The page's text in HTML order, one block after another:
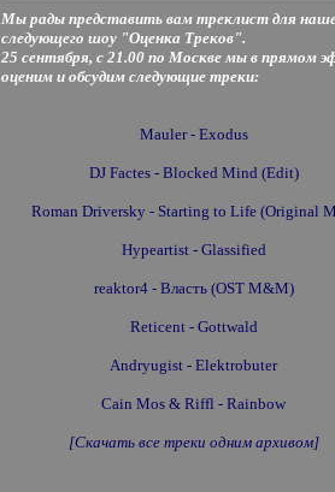
Мы рады представить вам треклист для
следующего шоу "Оценка Треков".
25 сентября, с 21.00 по Москве мы в прямом
оценим и обсудим следующие треки:
Mauler - Exodus
DJ Factes - Blocked Mind (Edit)
Roman Driversky - Starting to Life (Original
Hypeartist - Glassified
reaktor4 - Власть (OST M&M)
Reticent - Gottwald
Andryugist - Elektrobuter
Cain Mos & Riffl - Rainbow
[Скачать все треки одним архивом]